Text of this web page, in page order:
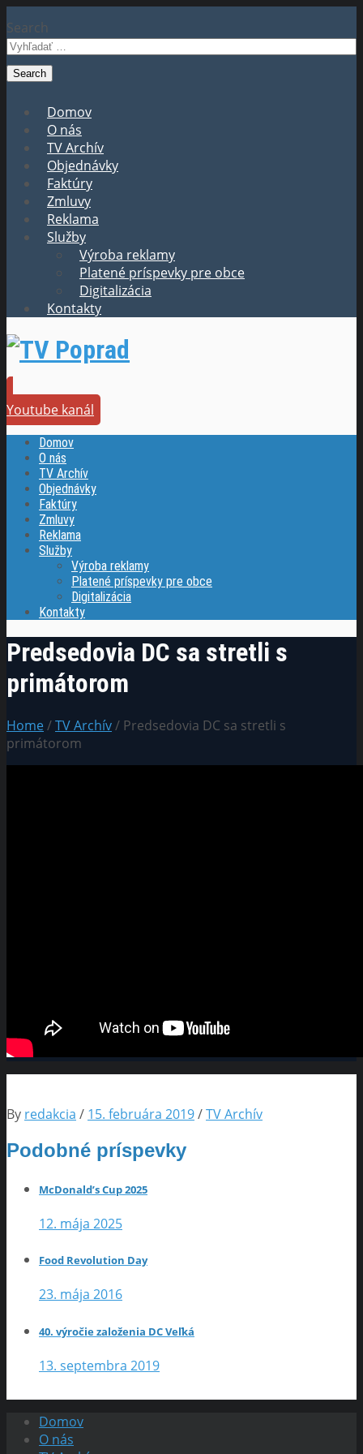
Search
Domov
O nás
TV Archív
Objednávky
Faktúry
Zmluvy
Reklama
Služby
Výroba reklamy
Platené príspevky pre obce
Digitalizácia
Kontakty
Youtube kanál
Domov
O nás
TV Archív
Objednávky
Faktúry
Zmluvy
Reklama
Služby
Výroba reklamy
Platené príspevky pre obce
Digitalizácia
Kontakty
Predsedovia DC sa stretli s
primátorom
Home/TV Archív/ Predsedovia DC sa stretli s
primátorom
By redakcia / 15. februára 2019/TV Archív
Podobné príspevky
McDonald’s Cup 2025
12. mája 2025
Food Revolution Day
23. mája 2016
40. výročie založenia DC Veľká
13. septembra 2019
Domov
O nás